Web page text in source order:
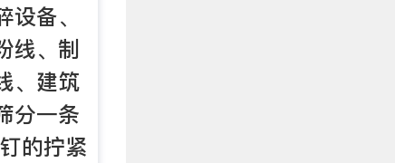
备、
线、制
、建筑
分一条
的拧紧